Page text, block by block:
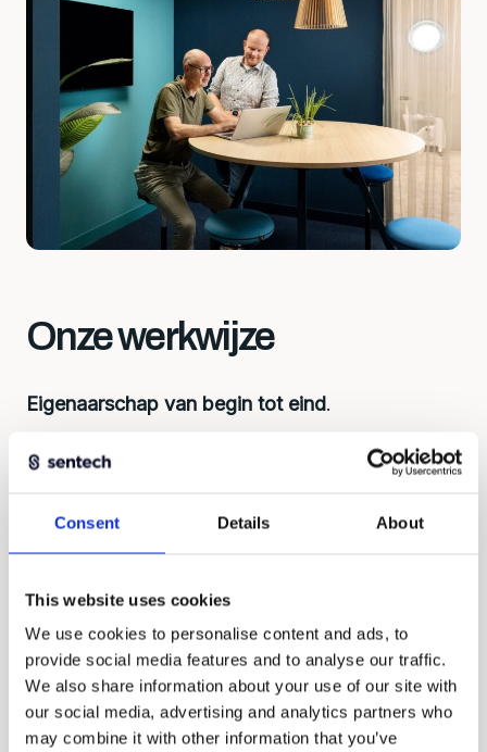
Consent Details About
This website uses cookies
We use cookies to personalise content and ads, to
provide social media features and to analyse our traffic.
We also share information about your use of our site with
our social media, advertising and analytics partners who
may combine it with other information that you’ve
Onze werkwijze
Eigenaarschap van begin tot eind.
Eerst begrijpen, dan bouwen. Elke oplossing
begint bij de juiste vragen: wat wil je meten,
budget? Dat bepaalt de aanpak, overwegingen
over ontwikkeling, levertijd en kosten.
mee en nemen verantwoordelijkheid voor het
geheel.